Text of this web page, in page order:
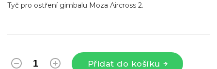
Přidat do košíku
Tyč pro ostření gimbalu Moza Aircross 2.